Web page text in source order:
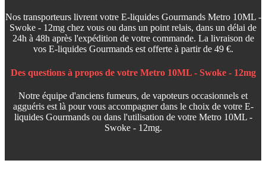
Nos transporteurs livrent votre E-liquides Gourmands Metro 10ML -
Swoke - 12mg chez vous ou dans un point relais, dans un délai de
24h à 48h après l'expédition de votre commande. La livraison de
vos E-liquides Gourmands est offerte à partir de 49 €.
Des questions à propos de votre Metro 10ML - Swoke - 12mg
Notre équipe d'anciens fumeurs, de vapoteurs occasionnels et
agguéris est là pour vous accompagner dans le choix de votre E-
liquides Gourmands ou dans l'utilisation de votre Metro 10ML -
Swoke - 12mg.